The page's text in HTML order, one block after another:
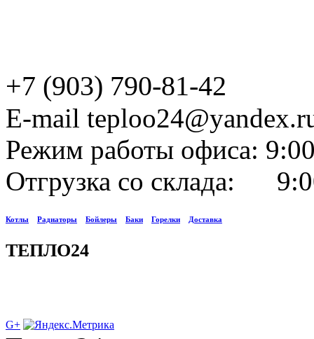
+7 (903) 790-81-42
E-mail
Режим работы офиса:
Отгрузка со склада:
Котлы Радиаторы Бойлеры Баки Горелки Доставка
ТЕПЛО24
G+